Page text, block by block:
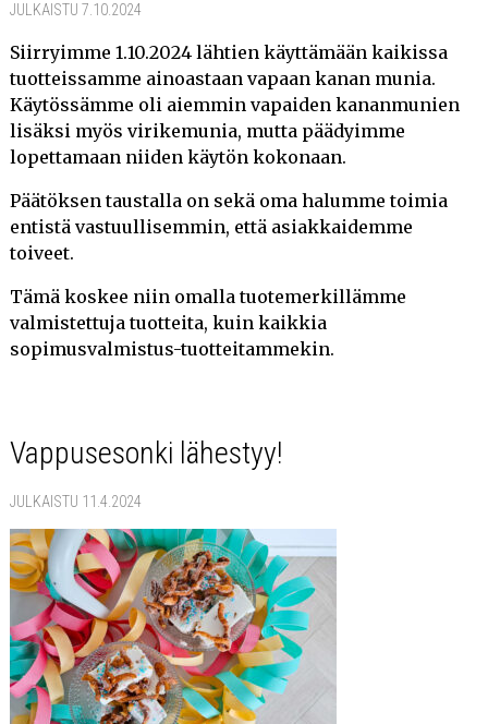
JULKAISTU 7.10.2024
Siirryimme 1.10.2024 lähtien käyttämään kaikissa
tuotteissamme ainoastaan vapaan kanan munia.
Käytössämme oli aiemmin vapaiden kananmunien
lisäksi myös virikemunia, mutta päädyimme
lopettamaan niiden käytön kokonaan.
Päätöksen taustalla on sekä oma halumme toimia
entistä vastuullisemmin, että asiakkaidemme
toiveet.
Tämä koskee niin omalla tuotemerkillämme
valmistettuja tuotteita, kuin kaikkia
sopimusvalmistus-tuotteitammekin.
Vappusesonki lähestyy!
JULKAISTU 11.4.2024